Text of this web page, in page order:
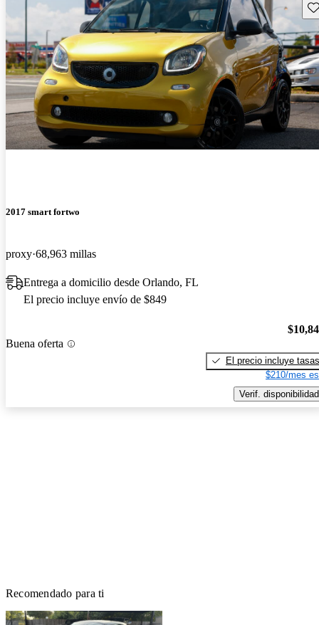
2017 smart fortwo
proxy 68,963 millas
Entrega a domicilio desde Orlando, FL
El precio incluye envío de $849
Buena oferta
El precio incluye tasas
$210/mes
Verif. disponibilidad
Recomendado para ti